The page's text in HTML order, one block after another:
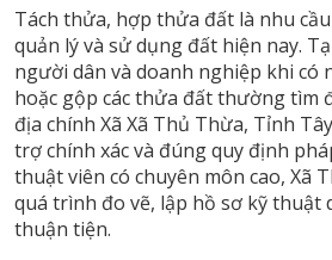
Tách thửa, hợp thửa đất là nhu
quản lý và sử dụng đất hiện nay.
người dân và doanh nghiệp khi có
hoặc gộp các thửa đất thường tìm
địa chính Xã Xã Thủ Thừa, Tỉnh
trợ chính xác và đúng quy định
thuật viên có chuyên môn cao, Xã
quá trình đo vẽ, lập hồ sơ kỹ thuật
thuận tiện.